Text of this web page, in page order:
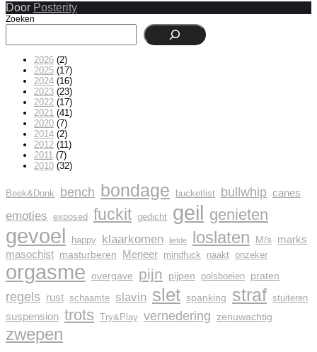
Door Posterity
Zoeken
2026 (2)
2025 (17)
2024 (16)
2023 (23)
2022 (17)
2021 (41)
2020 (7)
2014 (2)
2012 (11)
2011 (7)
2010 (32)
Beek&Donk bench bondage bucketlist bullwhip canes
emoties exposed fuckit gedicht geil genieten
gevoel happy klaarkomen liefde loslaten M/s marks
masochist masturberen Meneer mindfuck naakt onzeker
orgasme overgave pijn pijpen polsboeien praten
regels rust schaamte slavin slet spanking straf stuiteren
suspension trots Try&Play vernedering zenuwachtig
zwepen